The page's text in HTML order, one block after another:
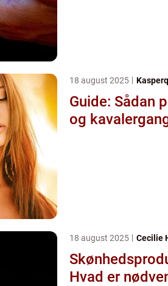
18 august 2025
Guide: Sådan
og
18 august 2025 Cecilie
Hvad er